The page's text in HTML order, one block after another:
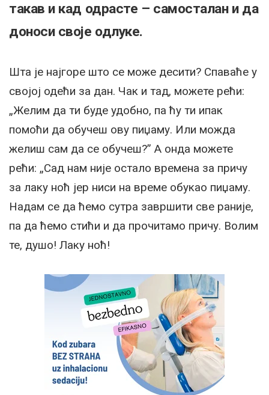
такав и кад одрасте – самосталан и да
доноси своје одлуке.
Шта је најгоре што се може десити? Спаваће у
својој одећи за дан. Чак и тад, можете рећи:
„Желим да ти буде удобно, па ћу ти ипак
помоћи да обучеш ову пиџаму. Или можда
желиш сам да се обучеш?” А онда можете
рећи: „Сад нам није остало времена за причу
за лаку ноћ јер ниси на време обукао пиџаму.
Надам се да ћемо сутра завршити све раније,
па да ћемо стићи и да прочитамо причу. Волим
те, душо! Лаку ноћ!